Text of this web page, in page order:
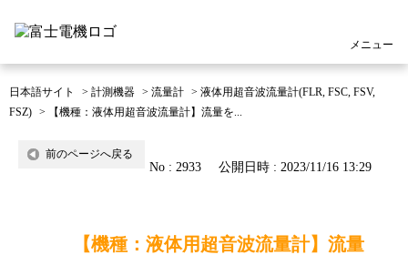
メニュー
日本語サイト > 計測機器 > 流量計 > 液体用超音波流量計(FLR, FSC, FSV,
FSZ) > 【機種：液体用超音波流量計】流量を...
前のページへ戻る
No : 2933 公開日時 : 2023/11/16 13:29
【機種：液体用超音波流量計】流量